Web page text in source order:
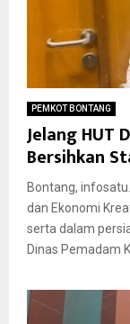
PEMKOT BONTANG
Jelang HUT
Bersihkan
Bontang,
dan Ekonomi
serta dalam
Dinas Pemadam